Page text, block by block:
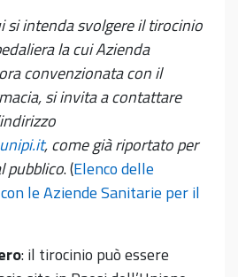
si intenda svolgere il tirocinio
la cui Azienda
convenzionata con il
si invita a contattare
, come già riportato per
pubblico. (Elenco delle
le Aziende Sanitarie per il
: il tirocinio può essere